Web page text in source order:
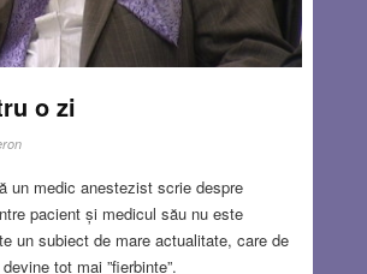
o zi
un medic anestezist scrie despre
pacient și medicul său nu este
un subiect de mare actualitate, care de
tot mai ”fierbinte”.